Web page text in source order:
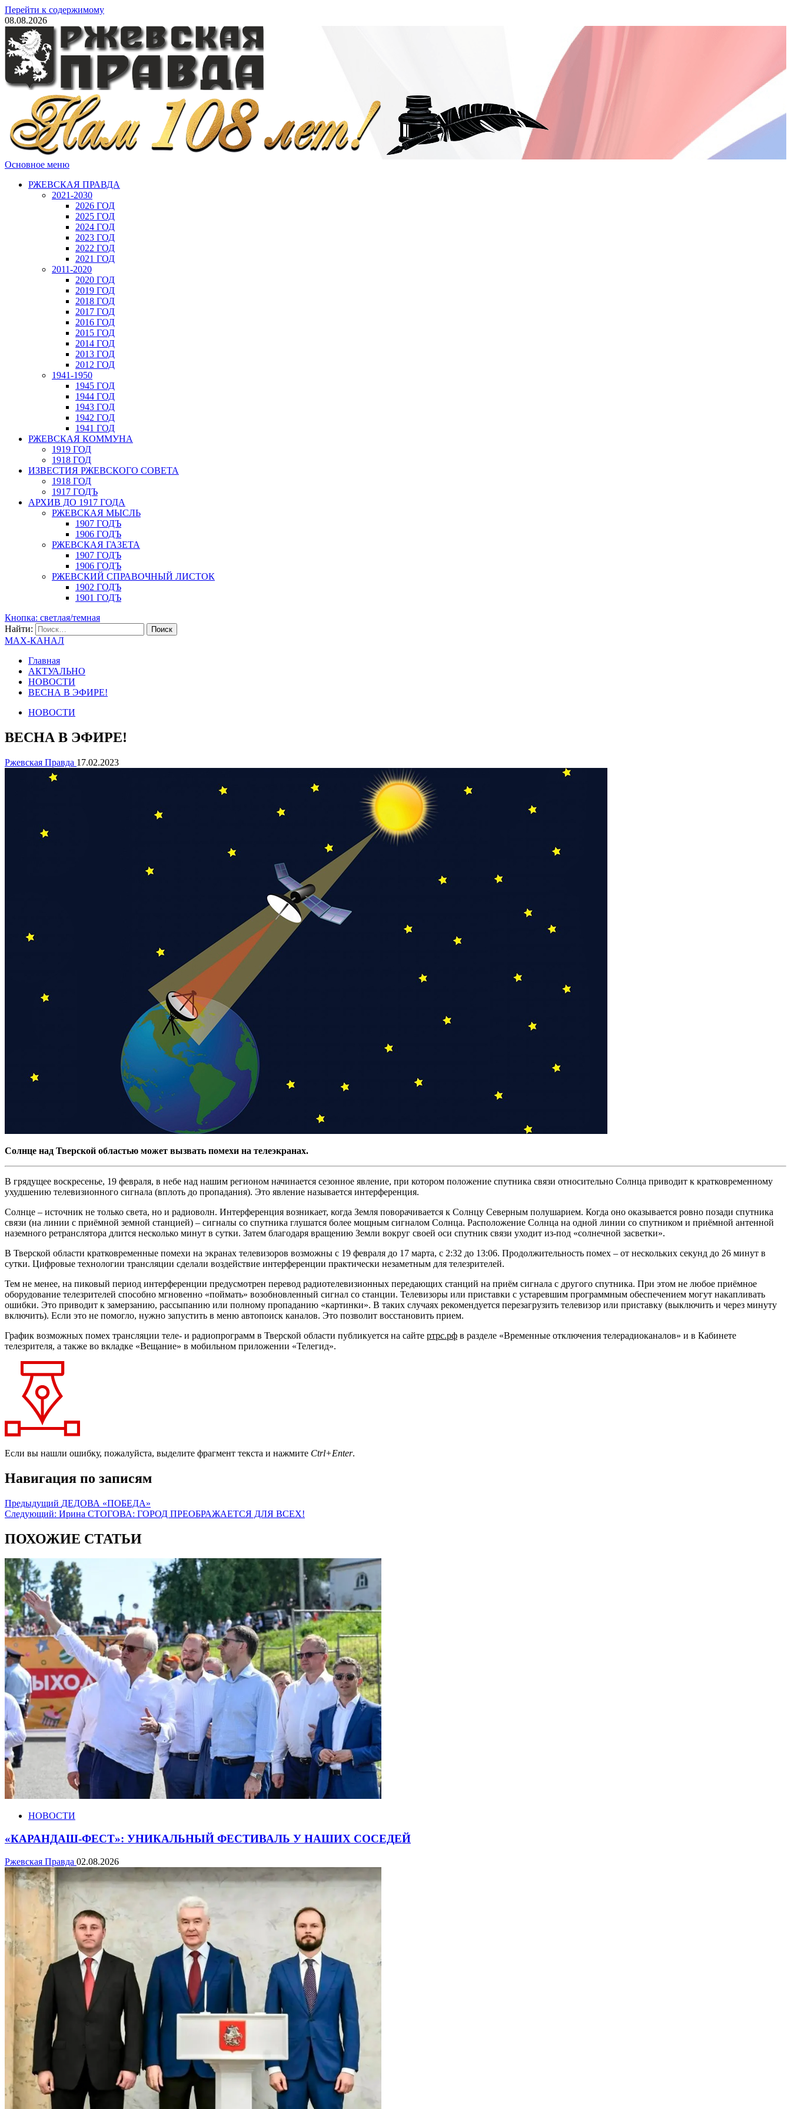
Перейти к содержимому
08.08.2026
Основное меню
РЖЕВСКАЯ ПРАВДА
2021-2030
2026 ГОД
2025 ГОД
2024 ГОД
2023 ГОД
2022 ГОД
2021 ГОД
2011-2020
2020 ГОД
2019 ГОД
2018 ГОД
2017 ГОД
2016 ГОД
2015 ГОД
2014 ГОД
2013 ГОД
2012 ГОД
1941-1950
1945 ГОД
1944 ГОД
1943 ГОД
1942 ГОД
1941 ГОД
РЖЕВСКАЯ КОММУНА
1919 ГОД
1918 ГОД
ИЗВЕСТИЯ РЖЕВСКОГО СОВЕТА
1918 ГОД
1917 ГОДЪ
АРХИВ ДО 1917 ГОДА
РЖЕВСКАЯ МЫСЛЬ
1907 ГОДЪ
1906 ГОДЪ
РЖЕВСКАЯ ГАЗЕТА
1907 ГОДЪ
1906 ГОДЪ
РЖЕВСКИЙ СПРАВОЧНЫЙ ЛИСТОК
1902 ГОДЪ
1901 ГОДЪ
Кнопка: светлая/темная
Найти:
MAX-КАНАЛ
Главная
АКТУАЛЬНО
НОВОСТИ
ВЕСНА В ЭФИРЕ!
НОВОСТИ
ВЕСНА В ЭФИРЕ!
Ржевская Правда 17.02.2023
Солнце над Тверской областью может вызвать помехи на телеэкранах.
В грядущее воскресенье, 19 февраля, в небе над нашим регионом начинается сезонное явление, при котором положение спутника связи относительно Солнца приводит к кратковременному
ухудшению телевизионного сигнала (вплоть до пропадания). Это явление называется интерференция.
Солнце – источник не только света, но и радиоволн. Интерференция возникает, когда Земля поворачивается к Солнцу Северным полушарием. Когда оно оказывается ровно позади спутника
связи (на линии с приёмной земной станцией) – сигналы со спутника глушатся более мощным сигналом Солнца. Расположение Солнца на одной линии со спутником и приёмной антенной
наземного ретранслятора длится несколько минут в сутки. Затем благодаря вращению Земли вокруг своей оси спутник связи уходит из-под «солнечной засветки».
В Тверской области кратковременные помехи на экранах телевизоров возможны с 19 февраля до 17 марта, с 2:32 до 13:06. Продолжительность помех – от нескольких секунд до 26 минут в
сутки. Цифровые технологии трансляции сделали воздействие интерференции практически незаметным для телезрителей.
Тем не менее, на пиковый период интерференции предусмотрен перевод радиотелевизионных передающих станций на приём сигнала с другого спутника. При этом не любое приёмное
оборудование телезрителей способно мгновенно «поймать» возобновленный сигнал со станции. Телевизоры или приставки с устаревшим программным обеспечением могут накапливать
ошибки. Это приводит к замерзанию, рассыпанию или полному пропаданию «картинки». В таких случаях рекомендуется перезагрузить телевизор или приставку (выключить и через минуту
включить). Если это не помогло, нужно запустить в меню автопоиск каналов. Это позволит восстановить прием.
График возможных помех трансляции теле- и радиопрограмм в Тверской области публикуется на сайте ртрс.рф в разделе «Временные отключения телерадиоканалов» и в Кабинете
телезрителя, а также во вкладке «Вещание» в мобильном приложении «Телегид».
Если вы нашли ошибку, пожалуйста, выделите фрагмент текста и нажмите Ctrl+Enter.
Навигация по записям
Предыдущий ДЕДОВА «ПОБЕДА»
Следующий: Ирина СТОГОВА: ГОРОД ПРЕОБРАЖАЕТСЯ ДЛЯ ВСЕХ!
ПОХОЖИЕ СТАТЬИ
НОВОСТИ
«КАРАНДАШ-ФЕСТ»: УНИКАЛЬНЫЙ ФЕСТИВАЛЬ У НАШИХ СОСЕДЕЙ
Ржевская Правда 02.08.2026